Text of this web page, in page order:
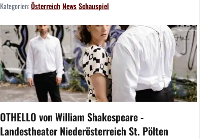
Kategorien:ÖsterreichNewsSchauspiel
OTHELLO von William Shakespeare -
Landestheater Niederösterreich St. Pölten